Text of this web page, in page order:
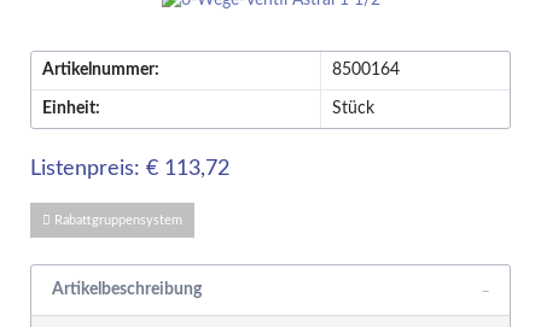
Artikelnummer: 8500164
Einheit: Stück
Listenpreis: € 113,72
Rabattgruppensystem
Artikelbeschreibung